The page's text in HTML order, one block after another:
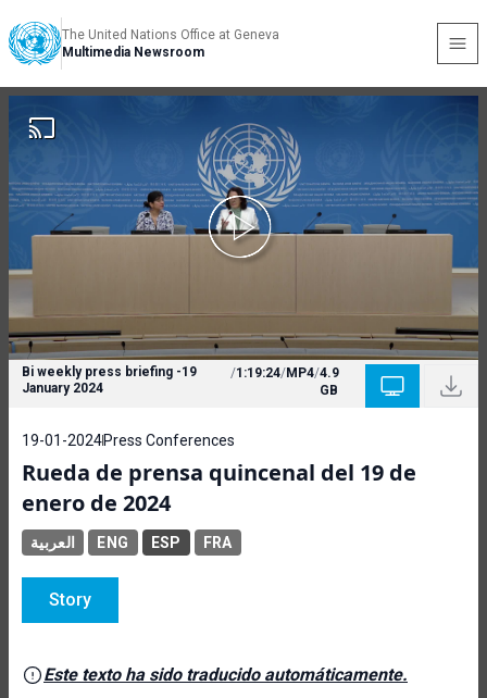
The United Nations Office at Geneva
Multimedia Newsroom
Bi weekly press briefing -19
January 2024
/1:19:24/MP4/4.9
GB
19-01-2024Press Conferences
Rueda de prensa quincenal del 19 de
enero de 2024
العربية ENG ESP FRA
Story
Este texto ha sido traducido automáticamente.